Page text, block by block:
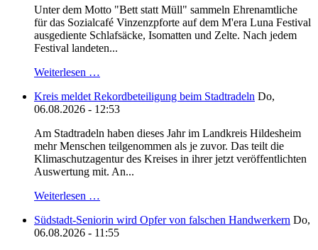
Unter dem Motto "Bett statt Müll" sammeln Ehrenamtliche
für das Sozialcafé Vinzenzpforte auf dem M'era Luna Festival
ausgediente Schlafsäcke, Isomatten und Zelte. Nach jedem
Festival landeten...
Weiterlesen …
Kreis meldet Rekordbeteiligung beim Stadtradeln Do,
06.08.2026 - 12:53
Am Stadtradeln haben dieses Jahr im Landkreis Hildesheim
mehr Menschen teilgenommen als je zuvor. Das teilt die
Klimaschutzagentur des Kreises in ihrer jetzt veröffentlichten
Auswertung mit. An...
Weiterlesen …
Südstadt-Seniorin wird Opfer von falschen Handwerkern Do,
06.08.2026 - 11:55